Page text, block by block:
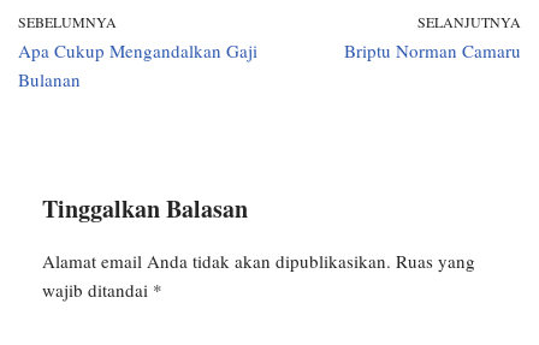
SEBELUMNYA
Apa Cukup Mengandalkan Gaji
Bulanan
SELANJUTNYA
Briptu Norman Camaru
Tinggalkan Balasan
Alamat email Anda tidak akan dipublikasikan. Ruas yang
wajib ditandai *